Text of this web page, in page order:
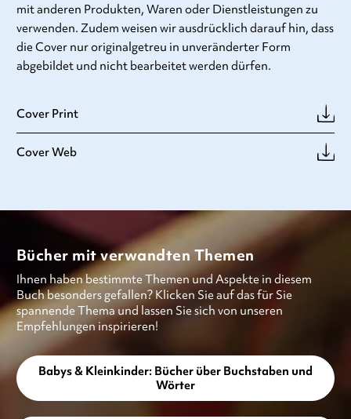
mit anderen Produkten, Waren oder Dienstleistungen zu
verwenden. Zudem weisen wir ausdrücklich darauf hin, dass
die Cover nur originalgetreu in unveränderter Form
abgebildet und nicht bearbeitet werden dürfen.
Cover Print
Cover Web
Bücher mit verwandten Themen
Ihnen haben bestimmte Themen und Aspekte in diesem
Buch besonders gefallen? Klicken Sie auf das für Sie
spannende Thema und lassen Sie sich von unseren
Empfehlungen inspirieren!
Babys & Kleinkinder: Bücher über Buchstaben und
Wörter